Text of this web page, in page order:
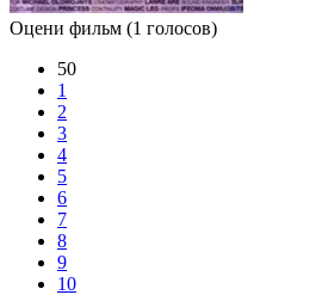
Оцени фильм (1 голосов)
50
1
2
3
4
5
6
7
8
9
10